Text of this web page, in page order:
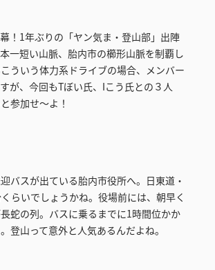
！1年ぶりの「ヤン気ま・登山部」出陣
一短い山脈、胎内市の櫛形山脈を制覇し
ういう体力系ドライブの場合、メンバー
が、今回もTぼい氏、Iこう氏との３人
参加せ～よ！
バスが出ている胎内市役所へ。日東道・
らいでしょうかね。役場前には、朝早く
蛇の列。バスに乗るまでに1時間位かか
登山って意外と人気あるんだよね。